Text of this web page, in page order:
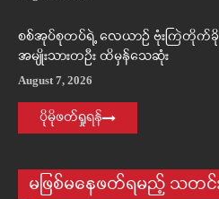
စစ်အုပ်စုတပ်ရဲ့ လေယာဉ် ဗုံးကြဲတိုက်ခို
အမျိုးသားတဦး ထိမှန်သေဆုံး
August 7, 2026
ပိုမိုဖတ်ရှုရန်
မဖြစ်မနေဖတ်ရမည့် သတင်း